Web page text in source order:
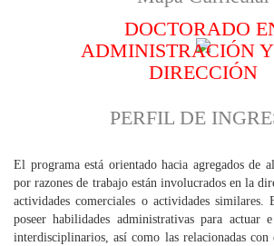
DOCTORADO
ADMINISTRACIÓN
DIRECCIÓN
PERFIL DE
El programa está orientado hacia agregados de
por razones de trabajo están involucrados en la
actividades comerciales o actividades similares.
poseer habilidades administrativas para actuar
interdisciplinarios, así como las relacionadas